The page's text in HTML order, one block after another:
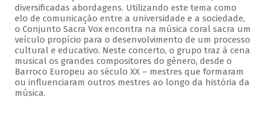
diversificadas abordagens. Utilizando este tema como
elo de comunicação entre a universidade e a sociedade,
o Conjunto Sacra Vox encontra na música coral sacra um
veículo propício para o desenvolvimento de um processo
cultural e educativo. Neste concerto, o grupo traz à cena
musical os grandes compositores do gênero, desde o
Barroco Europeu ao século XX – mestres que formaram
ou influenciaram outros mestres ao longo da história da
música.